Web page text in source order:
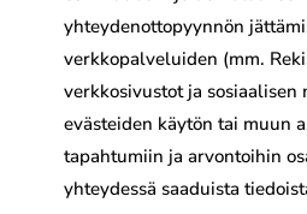
yhteydenottopyynnön
verkkopalveluiden (mm.
verkkosivustot ja sosiaalisen
evästeiden käytön tai muun
tapahtumiin ja arvontoihin
yhteydessä saaduista